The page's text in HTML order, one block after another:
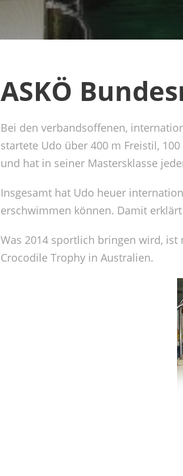
ASKÖ
Bei den verbandsoffenen,
startete Udo über 400 m Freistil,
und hat in seiner Mastersklasse
Insgesamt hat Udo heuer
erschwimmen können. Damit
Was 2014 sportlich bringen wird,
Crocodile Trophy in Australien.